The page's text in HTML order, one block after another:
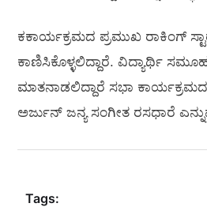
ಕಕಾರ್ಯಕ್ರಮದ ಪ್ರಮುಖ ರಾಕಿಂಗ್
ಕಾಣಿಸಿಕೊಳ್ಳಲಿದ್ದಾರೆ. ವಿದ್ಯಾರ್ಥಿ
ಮಾತನಾಡಲಿದ್ದಾರೆ ಸಭಾ
ಅರ್ಜುನ್ ಜನ್ಯ ಸಂಗೀತ ರಸಧಾರೆ
Tags: